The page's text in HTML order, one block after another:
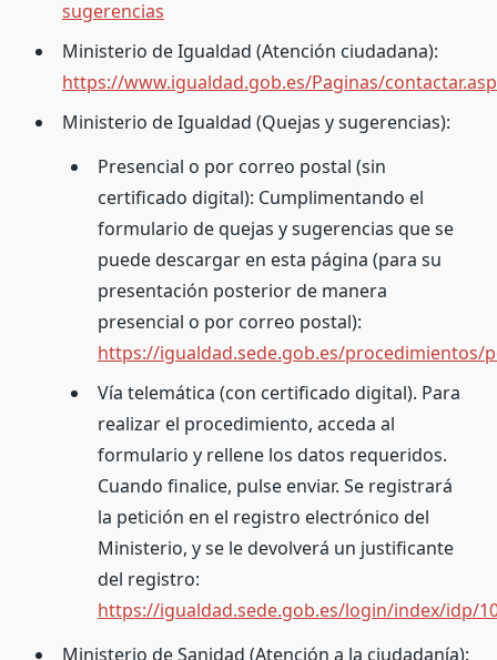
sugerencias
Ministerio de Igualdad (Atención ciudadana):
https://www.igualdad.gob.es/Paginas/
Ministerio de Igualdad (Quejas y sugerencias):
Presencial o por correo postal (sin
certificado digital): Cumplimentando el
formulario de quejas y sugerencias que se
puede descargar en esta página (para su
presentación posterior de manera
presencial o por correo postal):
https://igualdad.sede.gob.es/procedimientos/
Vía telemática (con certificado digital). Para
realizar el procedimiento, acceda al
formulario y rellene los datos requeridos.
Cuando finalice, pulse enviar. Se registrará
la petición en el registro electrónico del
Ministerio, y se le devolverá un justificante
del registro:
https://igualdad.sede.gob.es/login/index/idp/
Ministerio de Sanidad (Atención a la ciudadanía):